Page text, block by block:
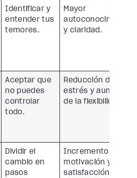
Identificar y
entender tus
temores.
Mayor
autoconocimiento
y claridad.
Aceptar que
no puedes
controlar
todo.
Reducción del
estrés y aumento
de la flexibilidad.
Dividir el
cambio en
pasos
Incremento de la
motivación y la
satisfacción.